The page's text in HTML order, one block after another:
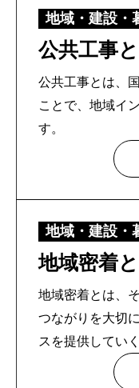
建設
不動産
コワーキン
施工事例
地域・建設・
公共工事
公共工事とは、
ことで、地域イ
す。
地域・建設・
地域密着
地域密着とは、
つながりを大切
スを提供してい